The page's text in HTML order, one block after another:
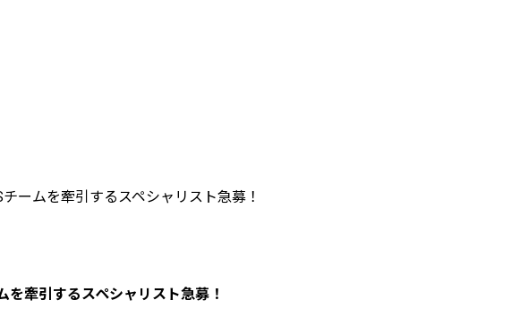
ームを牽引するスペシャリスト急募！
を牽引するスペシャリスト急募！